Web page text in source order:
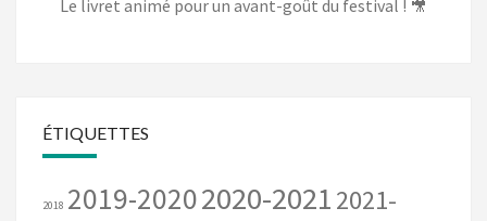
Le livret animé pour un avant-goût du festival ! 🎥
ÉTIQUETTES
2018 2019-20202020-20212021-